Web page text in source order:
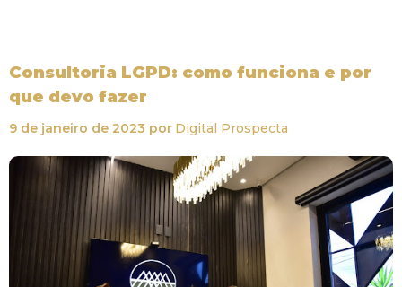
Consultoria LGPD: como funciona e por
que devo fazer
9 de janeiro de 2023 por Digital Prospecta